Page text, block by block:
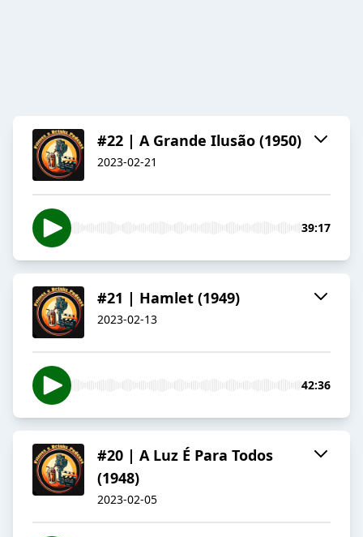
#22 | A Grande Ilusão (1950)
2023-02-21
39:17
#21 | Hamlet (1949)
2023-02-13
42:36
#20 | A Luz É Para Todos
(1948)
2023-02-05